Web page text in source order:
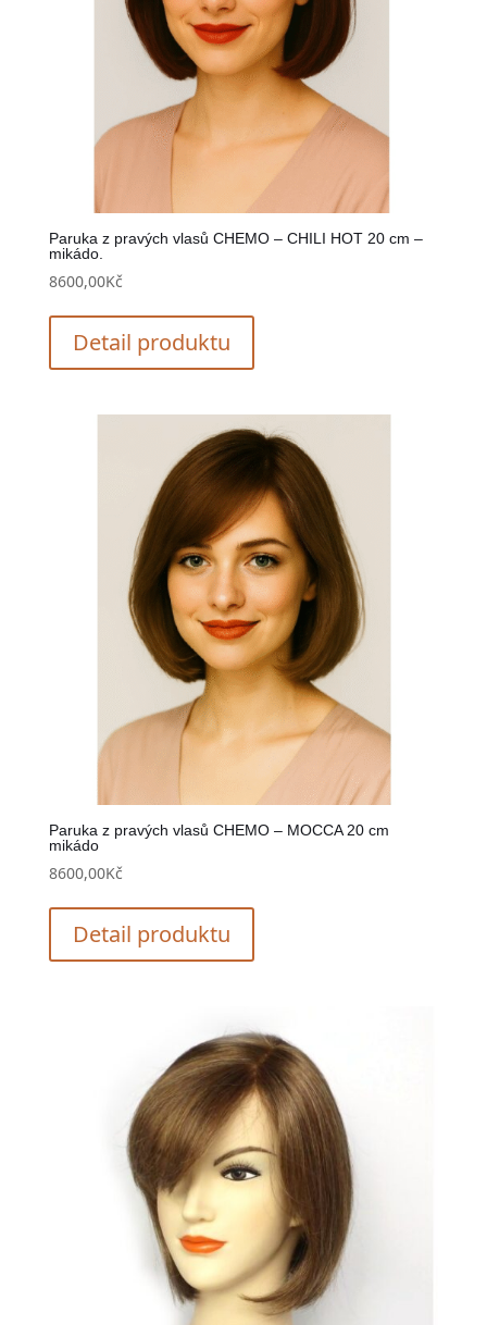
Paruka z pravých vlasů CHEMO – CHILI HOT 20 cm –
mikádo.
8600,00Kč
Detail produktu
Paruka z pravých vlasů CHEMO – MOCCA 20 cm
mikádo
8600,00Kč
Detail produktu